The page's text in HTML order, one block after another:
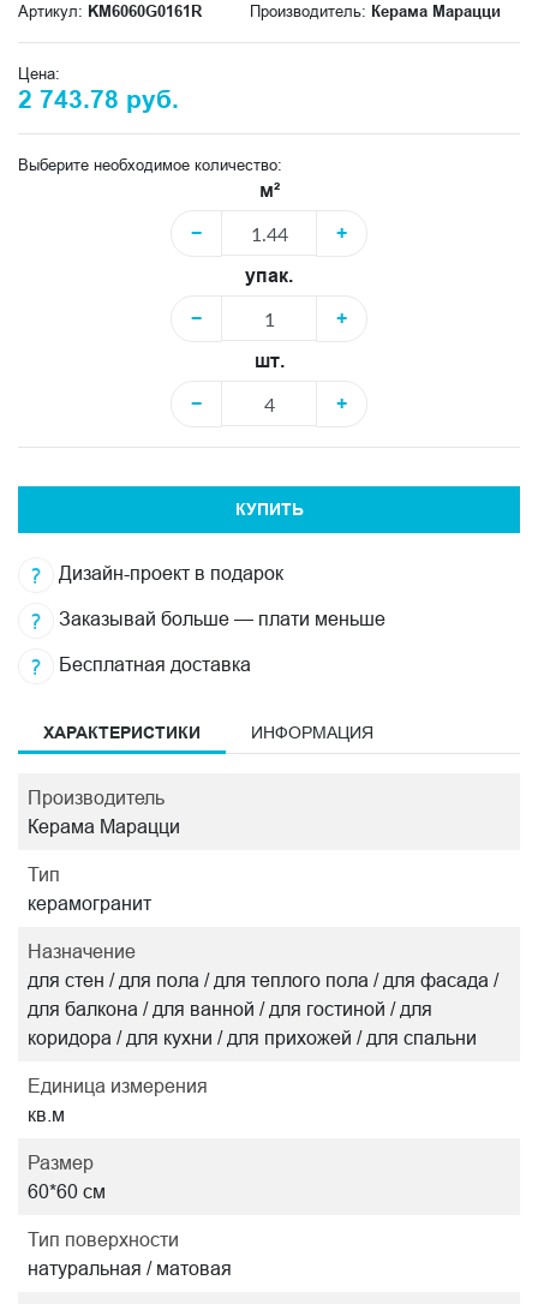
Артикул: KM6060G0161R Производитель: Керама Марацци
Цена:
2 743.78 руб.
Выберите необходимое количество:
м²
−
+
упак.
−
+
шт.
−
+
КУПИТЬ
Дизайн-проект в подарок
Заказывай больше — плати меньше
Бесплатная доставка
ХАРАКТЕРИСТИКИ ИНФОРМАЦИЯ
Производитель
Керама Марацци
Тип
керамогранит
Назначение
для стен / для пола / для теплого пола / для фасада /
для балкона / для ванной / для гостиной / для
коридора / для кухни / для прихожей / для спальни
Единица измерения
кв.м
Размер
60*60 см
Тип поверхности
натуральная / матовая